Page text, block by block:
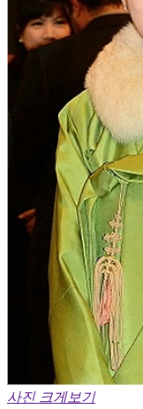
사진 크게보기